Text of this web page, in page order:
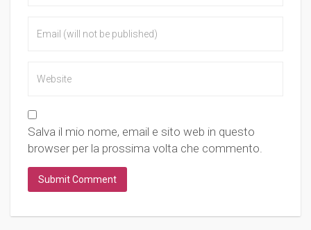
Salva il mio nome, email e sito web in questo
browser per la prossima volta che commento.